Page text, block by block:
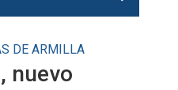
DE ARMILLA
nuevo